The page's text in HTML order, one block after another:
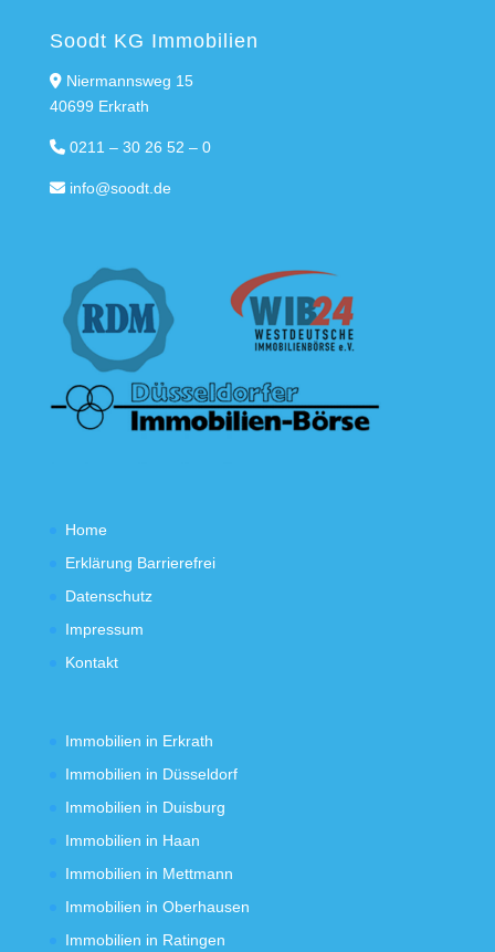
Soodt KG Immobilien
Niermannsweg 15
40699 Erkrath
0211 – 30 26 52 – 0
info@soodt.de
Home
Erklärung Barrierefrei
Datenschutz
Impressum
Kontakt
Immobilien in Erkrath
Immobilien in Düsseldorf
Immobilien in Duisburg
Immobilien in Haan
Immobilien in Mettmann
Immobilien in Oberhausen
Immobilien in Ratingen